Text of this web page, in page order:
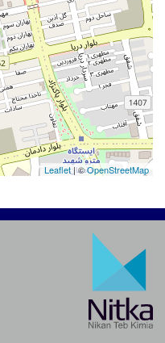
Leaflet| ©OpenStreetMap